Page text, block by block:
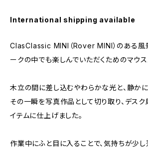
International shipping available
ClasClassic MINI（Rover MINI）のある風
ークの中でも楽しんでいただくためのマウス
木立の間に差し込むやわらかな光と、静か
その一瞬を写真作品として切り取り、デス
イテムに仕上げました。
作業中にふと目に入ることで、気持ちが少し